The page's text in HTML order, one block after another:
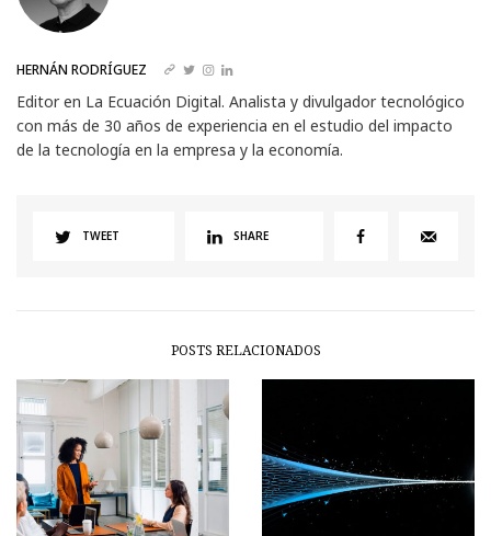
HERNÁN RODRÍGUEZ
Editor en La Ecuación Digital. Analista y divulgador tecnológico
con más de 30 años de experiencia en el estudio del impacto
de la tecnología en la empresa y la economía.
TWEET SHARE
POSTS RELACIONADOS